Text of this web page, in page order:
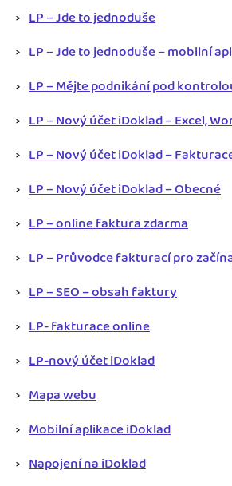
LP – Jde to jednoduše
LP – Jde to jednoduše – mobilní
LP – Mějte podnikání pod
LP – Nový účet iDoklad – Excel,
LP – Nový účet iDoklad –
LP – Nový účet iDoklad – Obecné
LP – online faktura zdarma
LP – Průvodce fakturací pro
LP – SEO – obsah faktury
LP- fakturace online
LP-nový účet iDoklad
Mapa webu
Mobilní aplikace iDoklad
Napojení na iDoklad